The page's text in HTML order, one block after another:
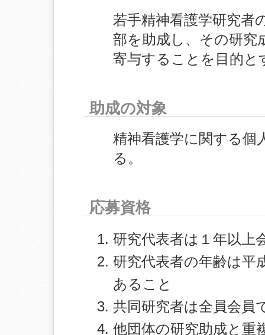
若手精神看護学研究者
部を助成し、その研究
寄与することを目的と
助成の対象
精神看護学に関する個
る。
応募資格
研究代表者は１年以上
研究代表者の年齢は平
あること
共同研究者は全員会員
他団体の研究助成と重